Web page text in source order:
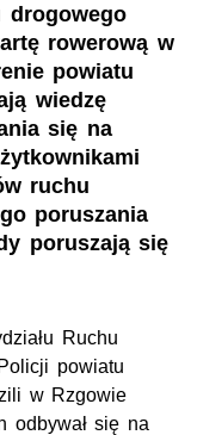
drogowego
rowerową w
powiatu
wiedzę
się na
ruchu
poruszania
poruszają się
Ruchu
powiatu
w Rzgowie
odbywał się na